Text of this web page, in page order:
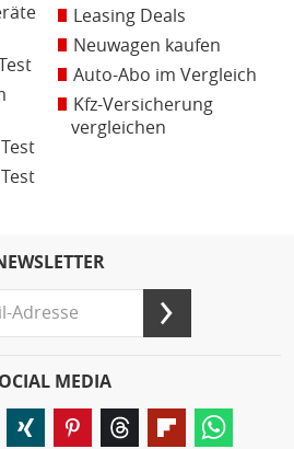
Leasing Deals
Neuwagen kaufen
Auto-Abo im Vergleich
Kfz-Versicherung
vergleichen
MEDIA